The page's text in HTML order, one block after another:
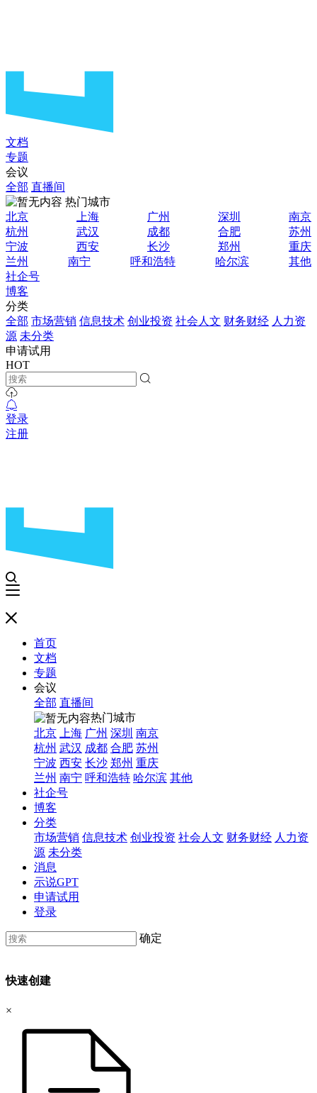
文档
专题
会议
全部 直播间
热门城市
北京
上海 广州 深圳
南京
杭州
武汉 成都 合肥
苏州
宁波
西安 长沙 郑州
重庆
兰州
南宁 呼和浩特 哈尔滨
其他
社企号
博客
分类
全部 市场营销 信息技术 创业投资 社会人文 财务财经 人力资
源 未分类
申请试用
HOT
登录
注册
首页
文档
专题
会议
全部 直播间
热门城市
北京
上海 广州 深圳 南京
杭州 武汉 成都 合肥 苏州
宁波 西安 长沙 郑州 重庆
兰州 南宁 呼和浩特 哈尔滨 其他
社企号
博客
分类
市场营销 信息技术 创业投资 社会人文 财务财经 人力资
源 未分类
消息
示说GPT
申请试用
登录
确定
快速创建
×